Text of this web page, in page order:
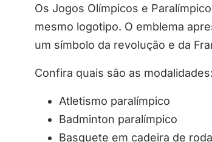
Os Jogos Olímpicos e
mesmo logotipo. O emblema
um símbolo da revolução e da
Confira quais são as modalidades:
Atletismo paralímpico
Badminton paralímpico
Basquete em cadeira de